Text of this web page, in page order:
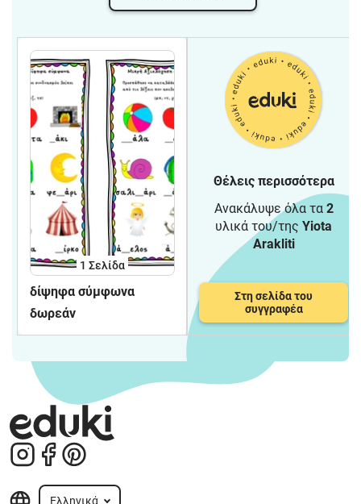
1 Σελίδα
δίψηφα σύμφωνα
δωρεάν
Θέλεις περισσότερα
Ανακάλυψε όλα τα 2
υλικά του/της Yiota
Arakliti
Στη σελίδα του
συγγραφέα
Ελληνικά